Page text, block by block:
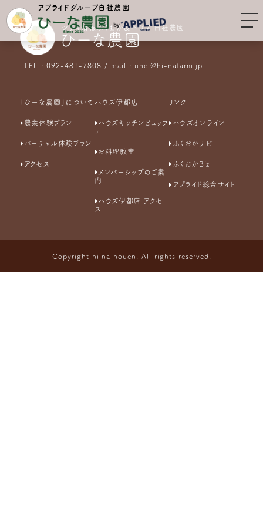
アプライドグループ自社農園
シティ情報ふくおか&ハウズ 自社農園
ひーな農園
TEL : 092-481-7808 / mail : unei@hi-nafarm.jp
「ひーな農園」について
農業体験プラン
バーチャル体験プラン
アクセス
ハウズ伊都店
ハウズキッチンビュッフ
ェ
お料理教室
メンバーシップのご案
内
ハウズ伊都店 アクセ
ス
リンク
ハウズオンライン
ふくおかナビ
ふくおかBiz
アプライド総合サイト
Copyright hiina nouen. All rights reserved.